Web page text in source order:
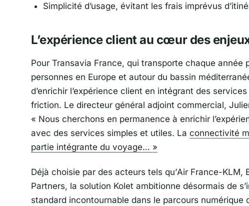
Simplicité d’usage, évitant les frais imprévus
L’expérience client au cœur des
Pour Transavia France, qui transporte chaque année
personnes en Europe et autour du bassin
d’enrichir l’expérience client en intégrant des
friction. Le directeur général adjoint commercial,
« Nous cherchons en permanence à enrichir
avec des services simples et utiles. La connectivité
partie intégrante du voyage… »
Déjà choisie par des acteurs tels qu’Air France-KLM,
Partners, la solution Kolet ambitionne désormais de
standard incontournable dans le parcours numérique